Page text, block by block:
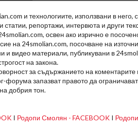
и технологиите, използвани в него,
статии, репортажи, интервюта и други
освен ако изрично е
на 24smolian.com, посочване на
и видео материали, публикувани в
на закона.
за съдържанието на коментарите
форума запазват правото да
добрия тон.
I Родопи Смолян - FACEBOOK I